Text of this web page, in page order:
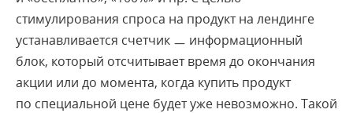
стимулирования спроса на продукт на лендинге
устанавливается счетчик ㅡ информационный
блок, который отсчитывает время до окончания
акции или до момента, когда купить продукт
по специальной цене будет уже невозможно. Такой